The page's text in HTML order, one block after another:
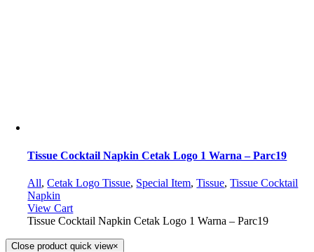
Tissue Cocktail Napkin Cetak Logo 1 Warna – Parc19
All,Cetak Logo Tissue, Special Item,Tissue,Tissue Cocktail
Napkin
View Cart
Tissue Cocktail Napkin Cetak Logo 1 Warna – Parc19
Close product quick view×